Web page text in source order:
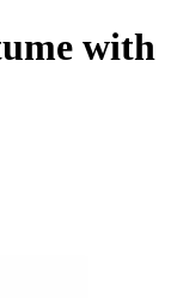
with